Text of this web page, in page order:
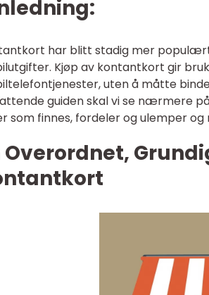
har blitt stadig mer
Kjøp av kontantkort gir
uten å måtte
guiden skal vi se nærmere
som finnes, fordeler og ulemper og
Overordnet,